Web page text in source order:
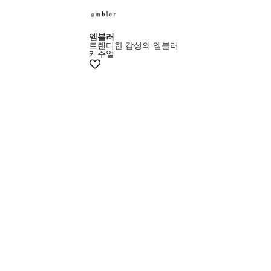
엠블러
트렌디한 감성의 엠블러
캐주얼